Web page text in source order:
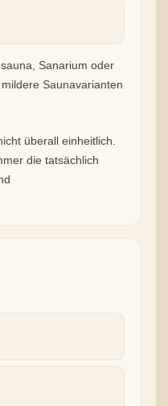
Sanarium oder
Saunavarianten
überall einheitlich.
die tatsächlich